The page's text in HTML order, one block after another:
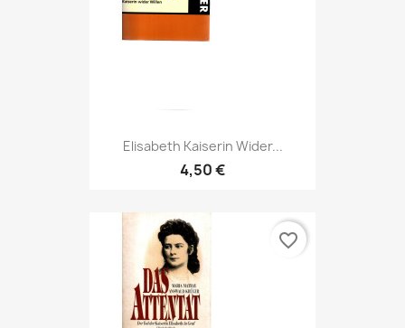
Elisabeth Kaiserin Wider...
4,50 €
favorite_border